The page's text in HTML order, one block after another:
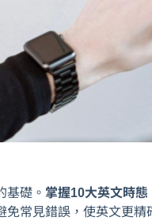
基礎。 掌握10大英文時態
免常見錯誤，使英文更